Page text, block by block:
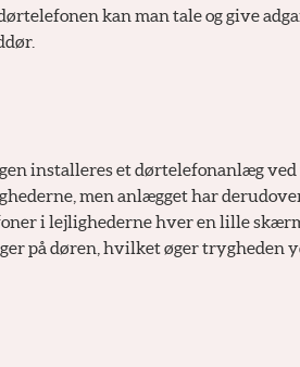
kan man tale og give
installeres et dørtelefonanlæg ved
men anlægget har derudover
i lejlighederne hver en lille
på døren, hvilket øger trygheden